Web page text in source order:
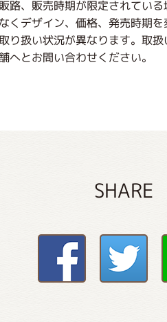
路、販売時期が限定されてい
くデザイン、価格、発売時期
り扱い状況が異なります。取
へとお問い合わせください。
SHARE